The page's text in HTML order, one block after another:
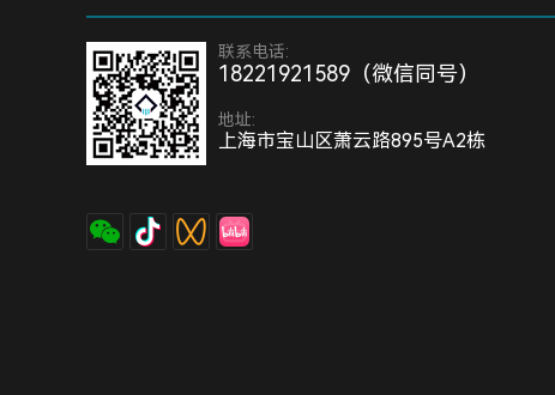
联系电话:
18221921589（微信同号）
地址:
上海市宝山区萧云路895号A2栋